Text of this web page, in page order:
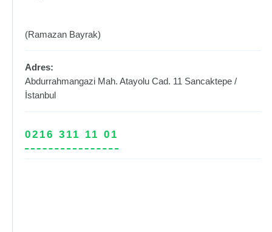
(Ramazan Bayrak)
Adres:
Abdurrahmangazi Mah. Atayolu Cad. 11 Sancaktepe /
İstanbul
0216 311 11 01